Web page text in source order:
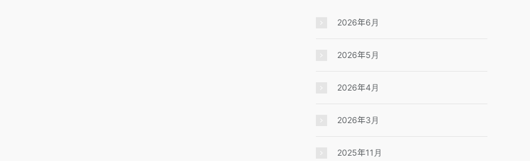
2026年6月
2026年5月
2026年4月
2026年3月
2025年11月